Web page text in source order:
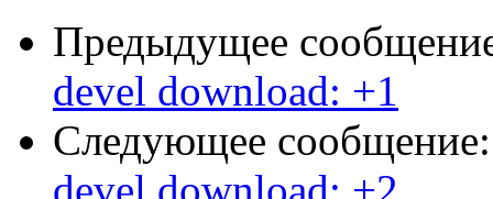
Предыдущее
devel download: +1
Следующее